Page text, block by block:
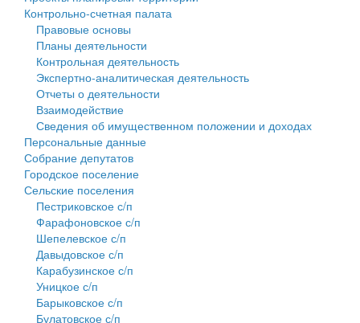
Собрание депутатов
Городское поселение
Сельские поселения
Контрольно-счетная палата
Правовые основы
Планы деятельности
Контрольная деятельность
Экспертно-аналитическая деятельность
Отчеты о деятельности
Взаимодействие
Сведения об имущественном положении и доходах
Персональные данные
Собрание депутатов
Городское поселение
Сельские поселения
Пестриковское с/п
Фарафоновское с/п
Шепелевское с/п
Давыдовское с/п
Карабузинское с/п
Уницкое с/п
Барыковское с/п
Булатовское с/п